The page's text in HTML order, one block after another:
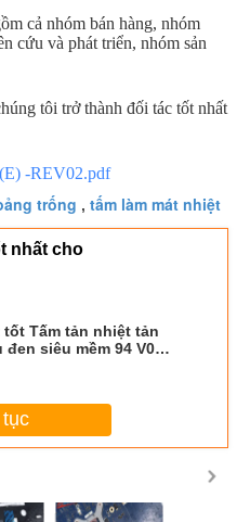
cả nhóm bán hàng, nhóm
cứu và phát triển, nhóm sản
tôi trở thành đối tác tốt nhất
-REV02.pdf
trống , tấm làm mát nhiệt
nhất cho
tốt Tấm tản nhiệt tản
đen siêu mềm 94 V0